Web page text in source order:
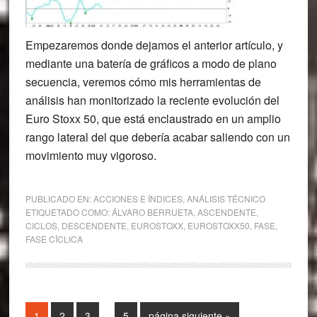
Empezaremos donde dejamos el anterior artículo, y
mediante una batería de gráficos a modo de plano
secuencia, veremos cómo mis herramientas de
análisis han monitorizado la reciente evolución del
Euro Stoxx 50, que está enclaustrado en un amplio
rango lateral del que debería acabar saliendo con un
movimiento muy vigoroso.
PUBLICADO EN:ACCIONES E ÍNDICES, ANÁLISIS TÉCNICO
ETIQUETADO COMO:ÁLVARO BERRUETA, ASCENDENTE
CICLOS, DESCENDENTE EUROSTOXX, EUROSTOXX50 FASE
FASE CÍCLICA
Páginas